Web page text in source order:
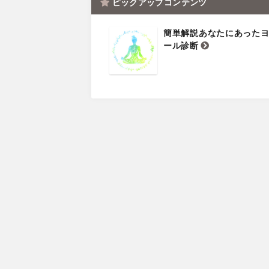
ピックアップコンテンツ
簡単解説あなたにあった
ール診断